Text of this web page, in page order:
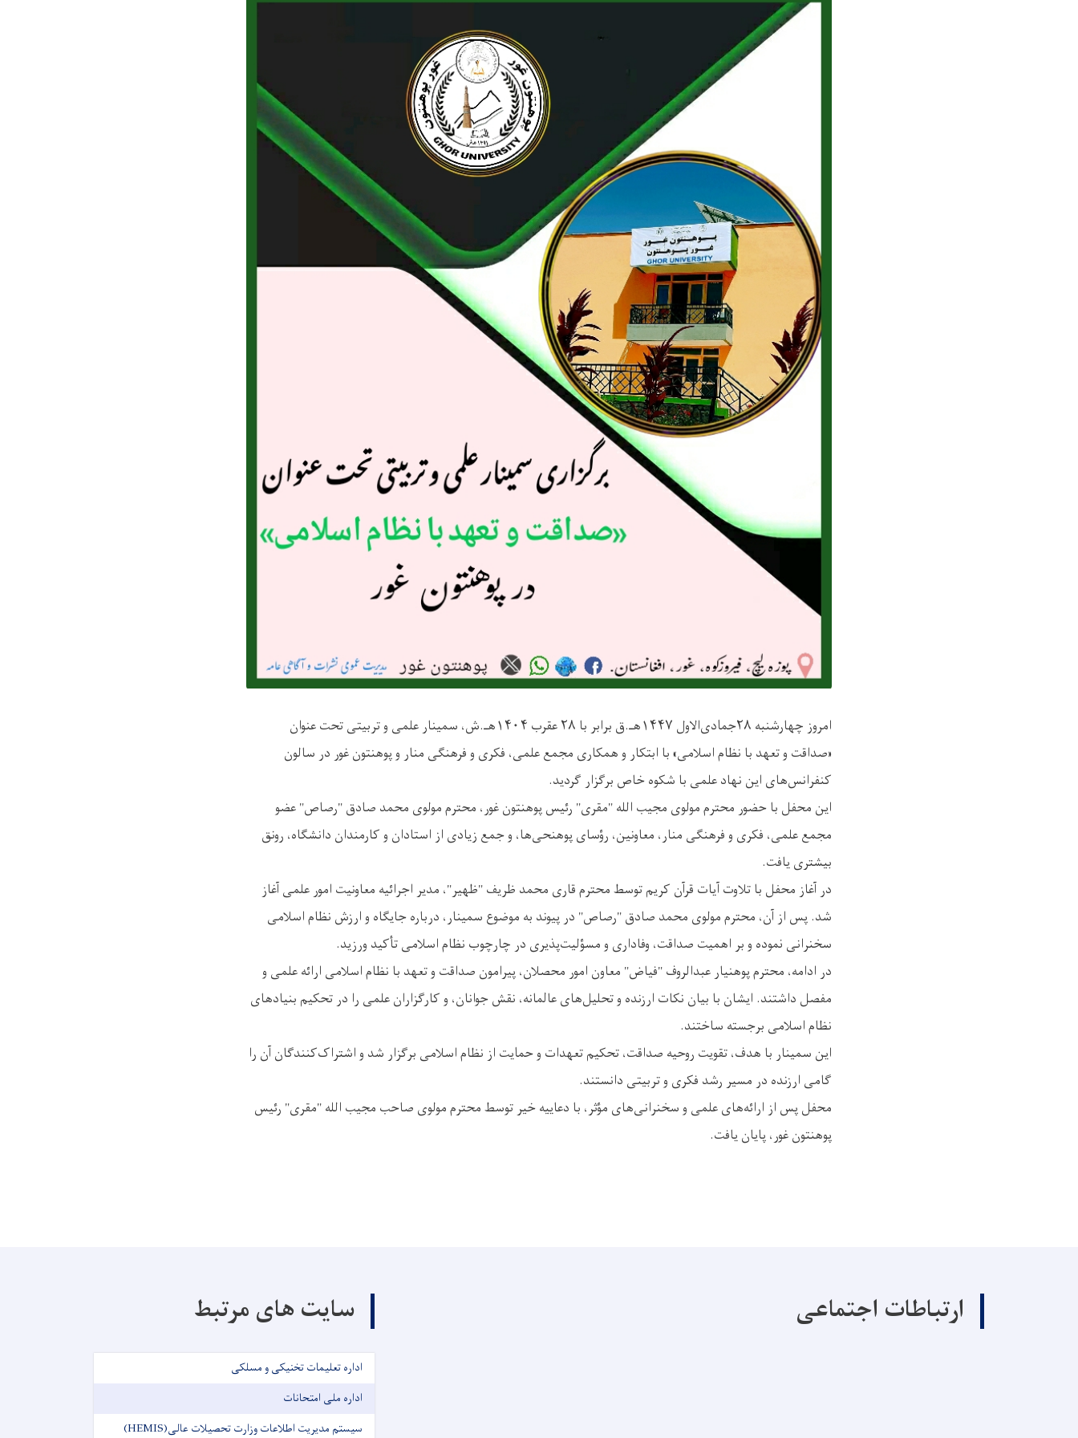
امروز چهارشنبه ۲۸جمادی‌الاول ۱۴۴۷هـ.ق برابر با ۲۸ عقرب ۱۴۰۴هـ.ش، سمینار علمی و تربیتی تحت عنوان
«صداقت و تعهد با نظام اسلامی» با ابتکار و همکاری مجمع علمی، فکری و فرهنگی منار و پوهنتون غور در سالون
کنفرانس‌های این نهاد علمی با شکوه خاص برگزار گردید.
این محفل با حضور محترم مولوی مجیب الله "مقری" رئیس پوهنتون غور، محترم مولوی محمد صادق "رصاص" عضو
مجمع علمی، فکری و فرهنگی منار، معاونین، رؤسای پوهنحی‌ها، و جمع زیادی از استادان و کارمندان دانشگاه، رونق
بیشتری یافت.
در آغاز محفل با تلاوت آیات قرآن کریم توسط محترم قاری محمد ظریف "ظهیر"، مدیر اجرائیه معاونیت امور علمی آغاز
شد. پس از آن، محترم مولوی محمد صادق "رصاص" در پیوند به موضوع سمینار، درباره جایگاه و ارزش نظام اسلامی
سخنرانی نموده و بر اهمیت صداقت، وفاداری و مسؤلیت‌پذیری در چارچوب نظام اسلامی تأکید ورزید.
در ادامه، محترم پوهنیار عبدالروف "فیاض" معاون امور محصلان، پیرامون صداقت و تعهد با نظام اسلامی ارائه علمی و
مفصل داشتند. ایشان با بیان نکات ارزنده و تحلیل‌های عالمانه، نقش جوانان، و کارگزاران علمی را در تحکیم بنیادهای
نظام اسلامی برجسته ساختند.
این سمینار با هدف، تقویت روحیه صداقت، تحکیم تعهدات و حمایت از نظام اسلامی برگزار شد و اشتراک‌کنندگان آن را
گامی ارزنده در مسیر رشد فکری و تربیتی دانستند.
محفل پس از ارائه‌های علمی و سخنرانی‌های مؤثر، با دعاییه خیر توسط محترم مولوی صاحب مجیب الله "مقری" رئیس
پوهنتون غور، پایان یافت.
ارتباطات اجتماعی سایت های مرتبط
اداره تعلیمات تخنیکی و مسلکی
اداره ملی امتحانات
سیستم مدیریت اطلاعات وزارت تحصیلات عالی(HEMIS)